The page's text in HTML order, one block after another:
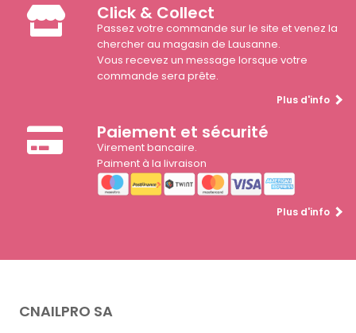
Click & Collect
Passez votre commande sur le site et venez la
chercher au magasin de Lausanne.
Vous recevez un message lorsque votre
commande sera prête.
Plus d'info
Paiement et sécurité
Virement bancaire.
Paiment à la livraison
Plus d'info
CNAILPRO SA